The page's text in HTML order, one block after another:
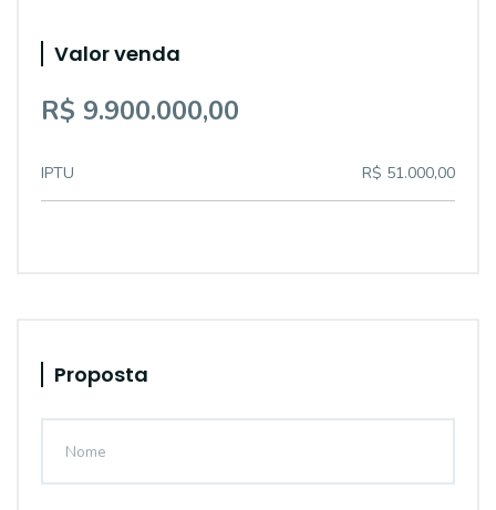
Valor venda
R$ 9.900.000,00
IPTU R$ 51.000,00
Proposta